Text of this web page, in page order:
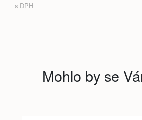
s DPH
Mohlo by se